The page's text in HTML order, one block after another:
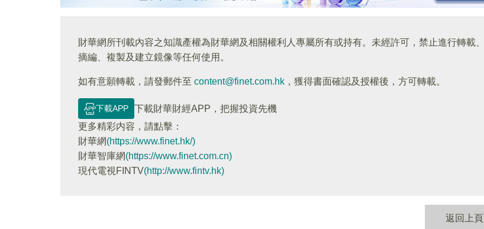
財華網所刊載內容之知識產權為財華網及相關權利人專屬所有或持有。未經許可，禁止進行轉載、
摘編、複製及建立鏡像等任何使用。
如有意願轉載，請發郵件至 content@finet.com.hk ，獲得書面確認及授權後，方可轉載。
下載APP
下載財華財經APP，把握投資先機
更多精彩内容，請點擊：
財華網(https://www.finet.hk/)
財華智庫網(https://www.finet.com.cn)
現代電視FINTV(http://www.fintv.hk)
返回上頁